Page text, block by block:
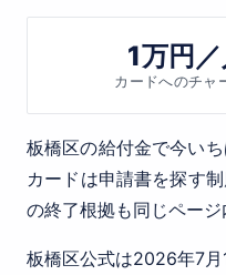
1万円／
カードへのチャ
板橋区の給付金で今いち
カードは申請書を探す
の終了根拠も同じペー
板橋区公式は2026年7